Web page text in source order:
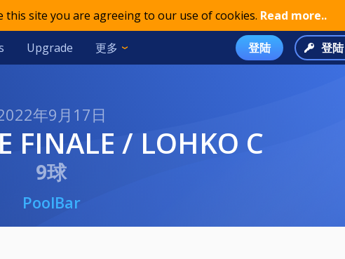
site you are agreeing to our use of cookies. Read more..
Upgrade 更多 登陆 登陆
年9月17日
FINALE / LOHKO C
9球
PoolBar